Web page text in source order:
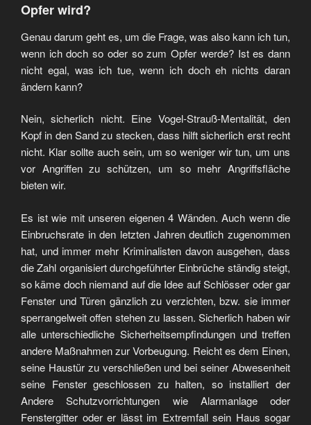
Opfer wird?
Genau darum geht es, um die Frage, was also kann ich tun,
wenn ich doch so oder so zum Opfer werde? Ist es dann
nicht egal, was ich tue, wenn ich doch eh nichts daran
ändern kann?
Nein, sicherlich nicht. Eine Vogel-Strauß-Mentalität, den
Kopf in den Sand zu stecken, dass hilft sicherlich erst recht
nicht. Klar sollte auch sein, um so weniger wir tun, um uns
vor Angriffen zu schützen, um so mehr Angriffsfläche
bieten wir.
Es ist wie mit unseren eigenen 4 Wänden. Auch wenn die
Einbruchsrate in den letzten Jahren deutlich zugenommen
hat, und immer mehr Kriminalisten davon ausgehen, dass
die Zahl organisiert durchgeführter Einbrüche ständig steigt,
so käme doch niemand auf die Idee auf Schlösser oder gar
Fenster und Türen gänzlich zu verzichten, bzw. sie immer
sperrangelweit offen stehen zu lassen. Sicherlich haben wir
alle unterschiedliche Sicherheitsempfindungen und treffen
andere Maßnahmen zur Vorbeugung. Reicht es dem Einen,
seine Haustür zu verschließen und bei seiner Abwesenheit
seine Fenster geschlossen zu halten, so installiert der
Andere Schutzvorrichtungen wie Alarmanlage oder
Fenstergitter oder er lässt im Extremfall sein Haus sogar